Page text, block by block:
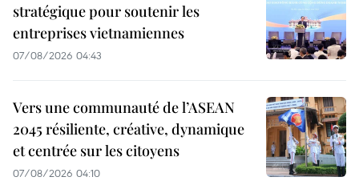
stratégique pour soutenir les
entreprises vietnamiennes
07/08/2026 04:43
Vers une communauté de l’ASEAN
2045 résiliente, créative, dynamique
et centrée sur les citoyens
07/08/2026 04:10